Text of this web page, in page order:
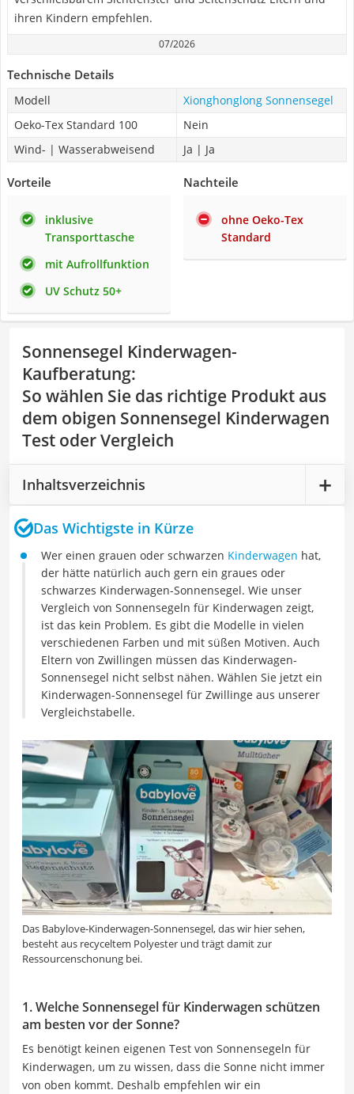
ihren Kindern empfehlen.
07/2026
Technische Details
Modell
Xionghonglong Sonnensegel
Oeko-Tex Standard 100
Nein
Wind- | Wasserabweisend
Ja | Ja
Vorteile
inklusive
Transporttasche
mit Aufrollfunktion
UV Schutz 50+
Nachteile
ohne Oeko-Tex
Standard
Sonnensegel Kinderwagen-
Kaufberatung:
So wählen Sie das richtige Produkt aus
dem obigen Sonnensegel Kinderwagen
Test oder Vergleich
Inhaltsverzeichnis
Das Wichtigste in Kürze
Wer einen grauen oder schwarzen Kinderwagen hat,
der hätte natürlich auch gern ein graues oder
schwarzes Kinderwagen-Sonnensegel. Wie unser
Vergleich von Sonnensegeln für Kinderwagen zeigt,
ist das kein Problem. Es gibt die Modelle in vielen
verschiedenen Farben und mit süßen Motiven. Auch
Eltern von Zwillingen müssen das Kinderwagen-
Sonnensegel nicht selbst nähen. Wählen Sie jetzt ein
Kinderwagen-Sonnensegel für Zwillinge aus unserer
Vergleichstabelle.
Das Babylove-Kinderwagen-Sonnensegel, das wir hier sehen,
besteht aus recyceltem Polyester und trägt damit zur
Ressourcenschonung bei.
1. Welche Sonnensegel für Kinderwagen schützen
am besten vor der Sonne?
Es benötigt keinen eigenen Test von Sonnensegeln für
Kinderwagen, um zu wissen, dass die Sonne nicht immer
von oben kommt. Deshalb empfehlen wir ein